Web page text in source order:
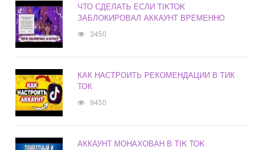
ЧТО СДЕЛАТЬ ЕСЛИ TIKTOK
ЗАБЛОКИРОВАЛ АККАУНТ ВРЕМЕННО
3450
КАК НАСТРОИТЬ РЕКОМЕНДАЦИИ В ТИК
ТОК
9450
АККАУНТ МОНАХОВАН В TIK TOK